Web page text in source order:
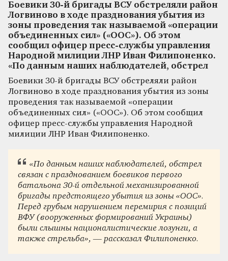
Боевики 30-й бригады ВСУ обстреляли район
Логвиново в ходе празднования убытия из
зоны проведения так называемой «операции
объединенных сил» («ООС»). Об этом
сообщил офицер пресс-службы управления
Народной милиции ЛНР Иван Филипоненко.
«По данным наших наблюдателей, обстрел
Боевики 30-й бригады ВСУ обстреляли район
Логвиново в ходе празднования убытия из зоны
проведения так называемой «операции
объединенных сил» («ООС»). Об этом сообщил
офицер пресс-службы управления Народной
милиции ЛНР Иван Филипоненко.
«По данным наших наблюдателей, обстрел
связан с празднованием боевиков первого
батальона 30-й отдельной механизированной
бригады предстоящего убытия из зоны «ООС».
Перед грубым нарушением перемирия с позиций
ВФУ (вооруженных формирований Украины)
были слышны националистические лозунги, а
также стрельба», — рассказал Филипоненко.